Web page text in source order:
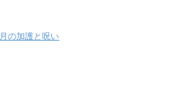
月の加護と呪い